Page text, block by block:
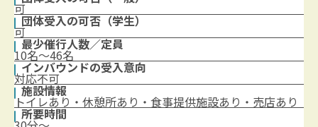
可
団体受入の可否（学生）
可
最少催行人数／定員
10名～46名
インバウンドの受入意向
対応不可
施設情報
トイレあり・休憩所あり・食事提供施設あり・売店あり
所要時間